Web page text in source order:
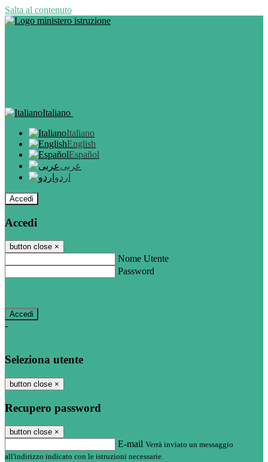
Salta al contenuto
Italiano
Italiano
English
Español
عربى
اردو
Accedi
Accedi
button close ×
Nome Utente
Password
-
Seleziona utente
button close ×
Recupero password
button close ×
E-mail Verrà inviato un messaggio
all'indirizzo indicato con le istruzioni necessarie.